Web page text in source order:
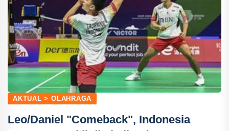
AKTUAL > OLAHRAGA
Leo/Daniel "Comeback", Indonesia